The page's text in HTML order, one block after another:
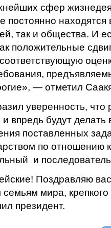
сфер
постоянно находятся
так и общества. И
положительные
— отметил
уверенность, что
впредь будут делать
поставленных
по отношению
и
Поздравляю
мира,
президент.